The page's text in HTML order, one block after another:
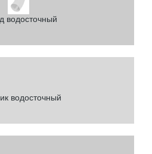
водосточный
водосточный